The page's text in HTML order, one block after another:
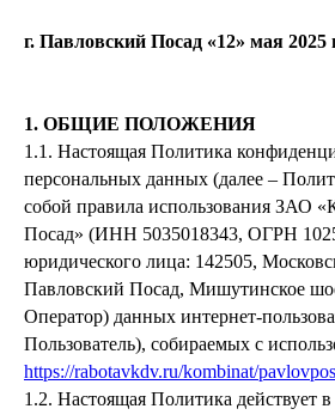
г. Павловский Посад «12» мая 2025
1. ОБЩИЕ ПОЛОЖЕНИЯ
1.1. Настоящая Политика
персональных данных (далее –
собой правила использования ЗАО
Посад» (ИНН 5035018343, ОГРН
юридического лица: 142505,
Павловский Посад, Мишутинское
Оператор) данных интернет-
Пользователь), собираемых с
https://rabotavkdv.ru/kombinat/
1.2. Настоящая Политика действует